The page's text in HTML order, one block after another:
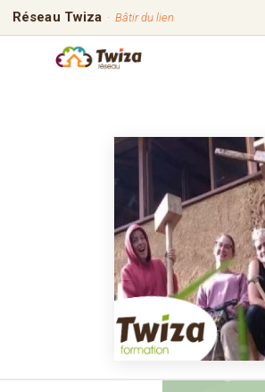
Réseau Twiza · Bâtir du lien